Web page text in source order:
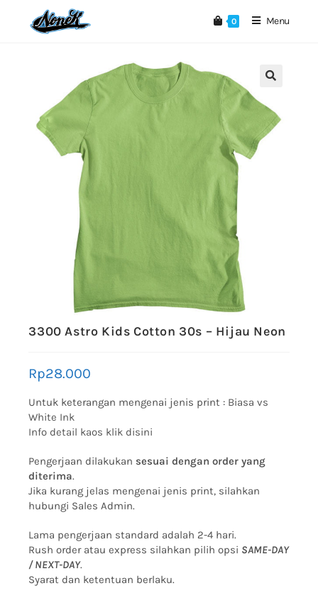
0 Menu
3300 Astro Kids Cotton 30s – Hijau Neon
Rp28.000
Untuk keterangan mengenai jenis print : Biasa vs
White Ink
Info detail kaos klik disini
Pengerjaan dilakukan sesuai dengan order yang
diterima.
Jika kurang jelas mengenai jenis print, silahkan
hubungi Sales Admin.
Lama pengerjaan standard adalah 2-4 hari.
Rush order atau express silahkan pilih opsi SAME-DAY
/ NEXT-DAY.
Syarat dan ketentuan berlaku.